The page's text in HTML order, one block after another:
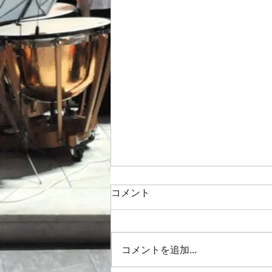
コメント
コメントを追加…